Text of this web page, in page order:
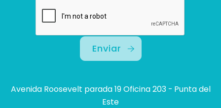
Enviar
Avenida Roosevelt parada 19 Oficina 203 - Punta del
Este